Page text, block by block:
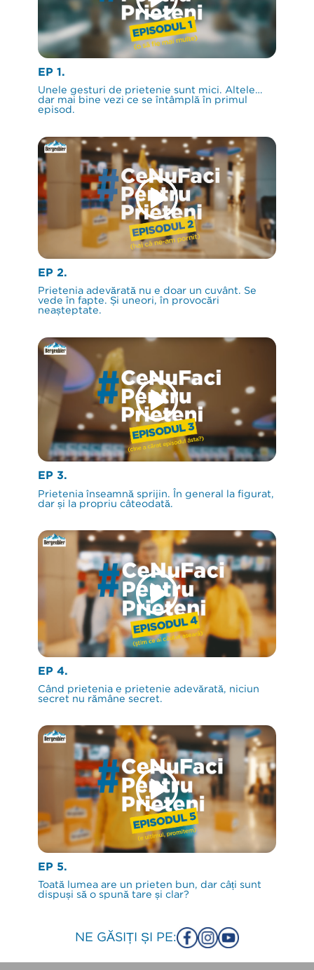
EP 1.
Unele gesturi de prietenie sunt mici. Altele…
dar mai bine vezi ce se întâmplă în primul
episod.
EP 2.
Prietenia adevărată nu e doar un cuvânt. Se
vede în fapte. Și uneori, în provocări
neașteptate.
EP 3.
Prietenia înseamnă sprijin. În general la figurat,
dar și la propriu câteodată.
EP 4.
Când prietenia e prietenie adevărată, niciun
secret nu rămâne secret.
EP 5.
Toată lumea are un prieten bun, dar câți sunt
dispuși să o spună tare și clar?
NE GĂSIȚI ȘI PE: